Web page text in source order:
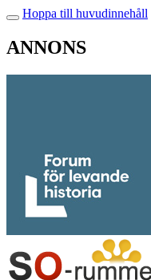
Hoppa till huvudinnehåll
ANNONS